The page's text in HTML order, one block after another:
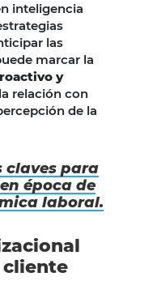
inteligencia
las
marcar la
y
relación con
de la
claves para
época de
laboral.
cliente